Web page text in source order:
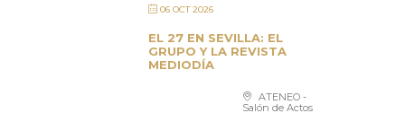
06 OCT 2026
EL 27 EN SEVILLA: EL
GRUPO Y LA REVISTA
MEDIODÍA
ATENEO -
Salón de Actos